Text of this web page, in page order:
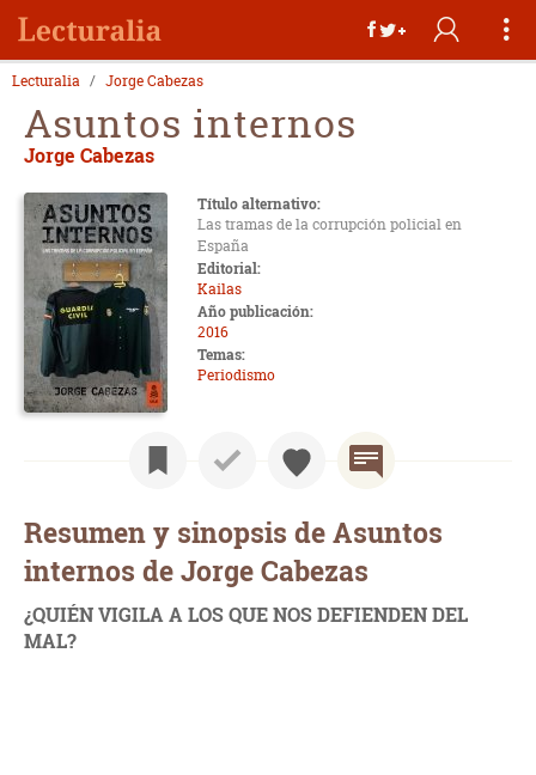
Lecturalia Jorge Cabezas
Asuntos internos
Jorge Cabezas
Título alternativo:
Las tramas de la corrupción policial en
España
Editorial:
Kailas
Año publicación:
2016
Temas:
Periodismo
Resumen y sinopsis de Asuntos
internos de Jorge Cabezas
¿QUIÉN VIGILA A LOS QUE NOS DEFIENDEN DEL
MAL?